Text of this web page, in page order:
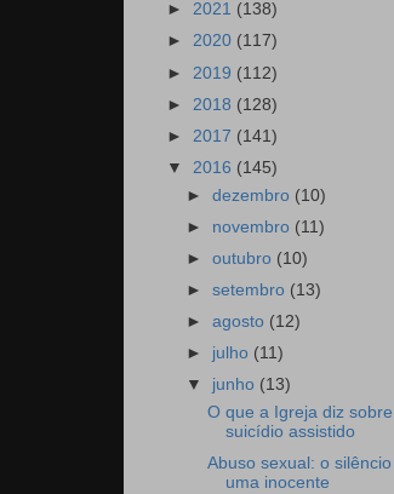
► 2021 (138)
► 2020 (117)
► 2019 (112)
► 2018 (128)
► 2017 (141)
▼ 2016 (145)
►dezembro (10)
► novembro (11)
►outubro (10)
►setembro (13)
►agosto (12)
► julho (11)
▼ junho (13)
O que a Igreja diz sobre
suicídio assistido
Abuso sexual: o silêncio
uma inocente